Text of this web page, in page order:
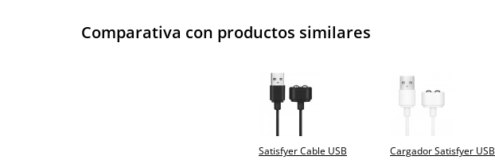
Producto original
Comparativa con productos similares
Satisfyer Cable USB
Cargador Satisfyer USB